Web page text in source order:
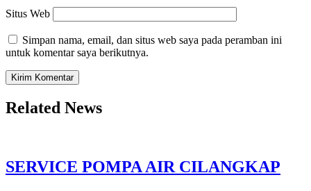
Situs Web
Simpan nama, email, dan situs web saya pada peramban ini
untuk komentar saya berikutnya.
Related News
SERVICE POMPA AIR CILANGKAP